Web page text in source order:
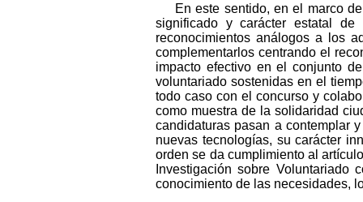
En este sentido, en el marco
significado y carácter estatal
reconocimientos análogos a los
complementarlos centrando el
impacto efectivo en el conjunto
voluntariado sostenidas en el
todo caso con el concurso y
como muestra de la solidaridad
candidaturas pasan a contemplar
nuevas tecnologías, su carácter
orden se da cumplimiento al
Investigación sobre
conocimiento de las necesidades,